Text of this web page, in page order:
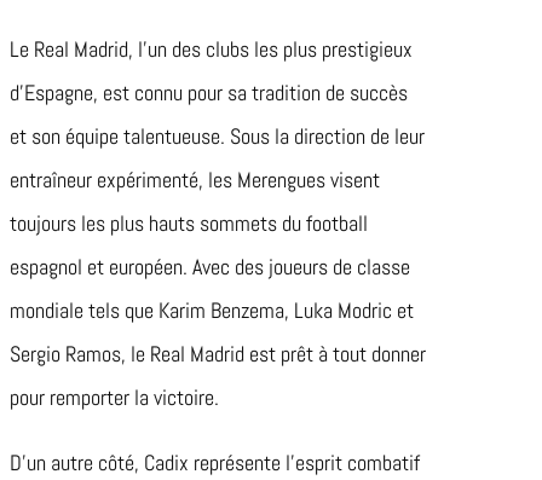
Le Real Madrid, l’un des clubs les plus prestigieux
d’Espagne, est connu pour sa tradition de succès
et son équipe talentueuse. Sous la direction de leur
entraîneur expérimenté, les Merengues visent
toujours les plus hauts sommets du football
espagnol et européen. Avec des joueurs de classe
mondiale tels que Karim Benzema, Luka Modric et
Sergio Ramos, le Real Madrid est prêt à tout donner
pour remporter la victoire.
D’un autre côté, Cadix représente l’esprit combatif